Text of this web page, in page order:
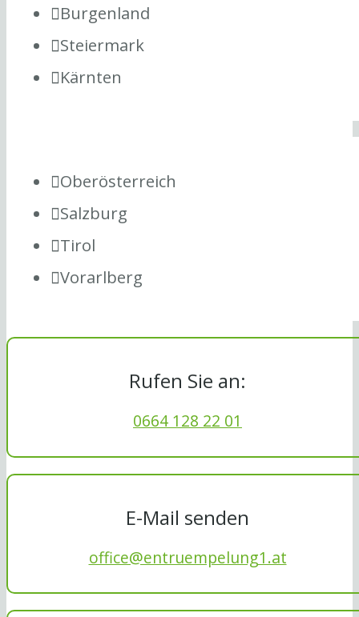
Burgenland
Steiermark
Kärnten
Oberösterreich
Salzburg
Tirol
Vorarlberg
Rufen Sie an:
0664 128 22 01
E-Mail senden
office@entruempelung1.at